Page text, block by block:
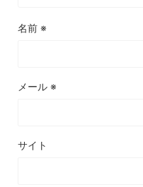
名前 ※
メール ※
サイト